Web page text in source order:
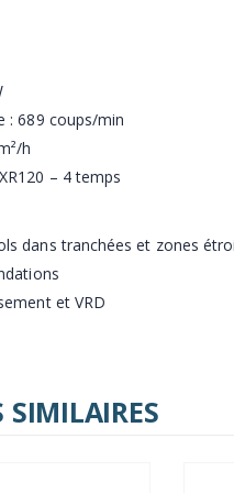
: 689 coups/min
h
– 4 temps
dans tranchées et zones
et VRD
SIMILAIRES